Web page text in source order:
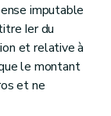
imputable
Ier du
et relative à
le montant
et ne